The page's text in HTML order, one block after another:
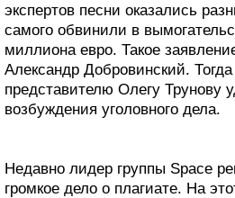
экспертов песни оказались
самого обвинили в
миллиона евро. Такое
Александр Добровинский.
представителю Олегу Трунову
возбуждения уголовного дела.
Недавно лидер группы Space
громкое дело о плагиате. На